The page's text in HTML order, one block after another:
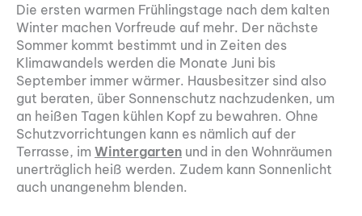
Die ersten warmen Frühlingstage nach dem kalten
Winter machen Vorfreude auf mehr. Der nächste
Sommer kommt bestimmt und in Zeiten des
Klimawandels werden die Monate Juni bis
September immer wärmer. Hausbesitzer sind also
gut beraten, über Sonnenschutz nachzudenken, um
an heißen Tagen kühlen Kopf zu bewahren. Ohne
Schutzvorrichtungen kann es nämlich auf der
Terrasse, im Wintergarten und in den Wohnräumen
unerträglich heiß werden. Zudem kann Sonnenlicht
auch unangenehm blenden.